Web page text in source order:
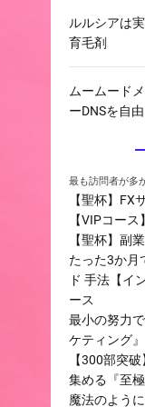
ルルシアは
育毛剤
ムームード
ーDNSを自
最も訪問者が多
【聖杯】
【VIPコース】
【聖杯】副
たった3か月
ド 手法【イ
ース
最小の努力
ケティング
【300部突
集める『至
魔法のよう